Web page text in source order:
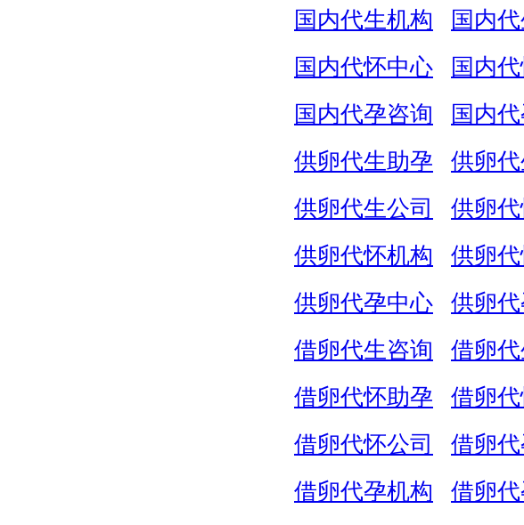
国内代生机构
国内
国内代怀中心
国内
国内代孕咨询
国内
供卵代生助孕
供卵
供卵代生公司
供卵
供卵代怀机构
供卵代
供卵代孕中心
供卵
借卵代生咨询
借卵
借卵代怀助孕
借卵
借卵代怀公司
借卵
借卵代孕机构
借卵代